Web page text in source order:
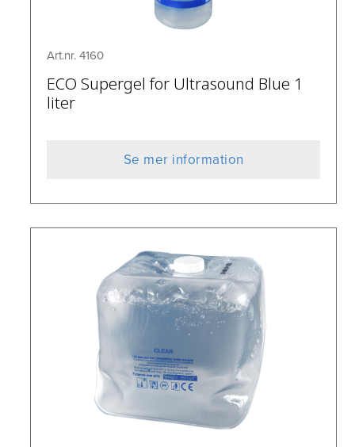
Art.nr. 4160
ECO Supergel for Ultrasound Blue 1
liter
Se mer information